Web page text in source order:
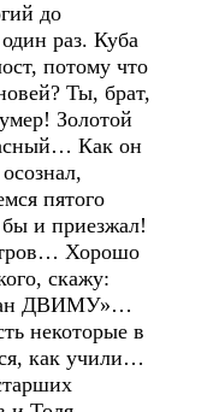
до
раз. Куба
потому что
Ты, брат,
Золотой
Как он
пятого
и приезжал!
Хорошо
скажу:
ДВИМУ»…
некоторые в
как учили…